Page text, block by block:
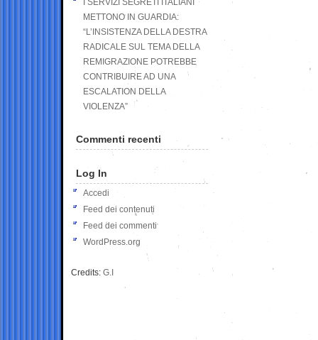
I SERVIZI SEGRETI ITALIANI
METTONO IN GUARDIA:
“L’INSISTENZA DELLA DESTRA
RADICALE SUL TEMA DELLA
REMIGRAZIONE POTREBBE
CONTRIBUIRE AD UNA
ESCALATION DELLA
VIOLENZA”
Commenti recenti
Log In
Accedi
Feed dei contenuti
Feed dei commenti
WordPress.org
Credits: G.I